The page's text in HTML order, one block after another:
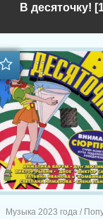
В десяточку!
Музыка 2023 года /